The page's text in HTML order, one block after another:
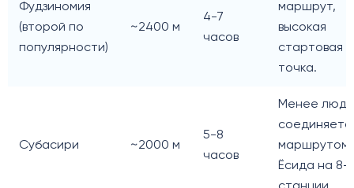
Фудзиномия
(второй по
популярности)
~2400 м
4-7
часов
маршрут,
высокая
стартовая
точка.
Субасири ~2000 м
5-8
часов
Менее
маршрутом
Ёсида на 8-